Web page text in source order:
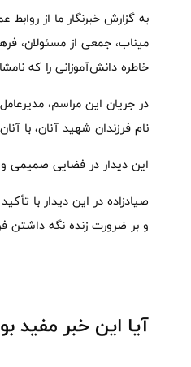
به گزارش خبرنگار ما از
میناب، جمعی از مسئولان،
خاطره دانش‌آموزانی را که
در جریان این مراسم،
نام فرزندان شهید آنان، با
این دیدار در فضایی صمیمی و
صیادزاده در این دیدار با
و بر ضرورت زنده نگه داشتن
آیا این خبر مفید